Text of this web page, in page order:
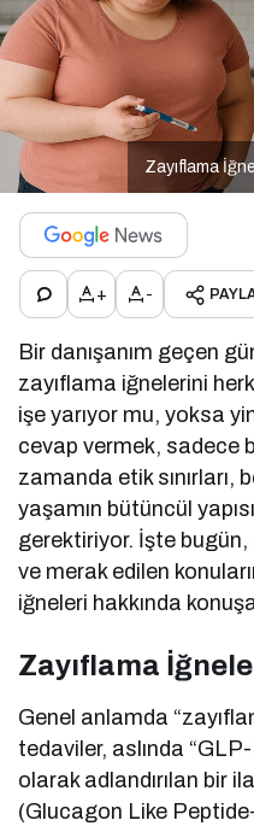
Zayıflama
+ -
Bir danışanım geçen
zayıflama iğnelerini
işe yarıyor mu, yoksa
cevap vermek, sadece
zamanda etik sınırları,
yaşamın bütüncül
gerektiriyor. İşte
ve merak edilen
iğneleri hakkında
Zayıflama
Genel anlamda
tedaviler, aslında
olarak adlandırılan bir
(Glucagon Like